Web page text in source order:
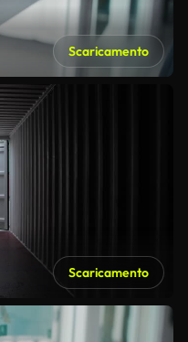
Scaricamento
Scaricamento